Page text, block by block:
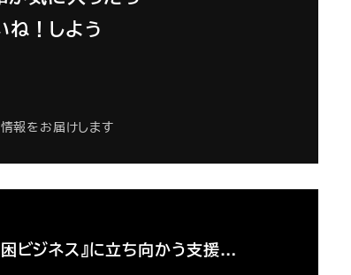
ね！しよう
報をお届けします
困ビジネス』に立ち向かう支援…